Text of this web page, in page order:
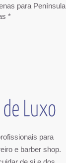
para Península
*
para
e barber shop.